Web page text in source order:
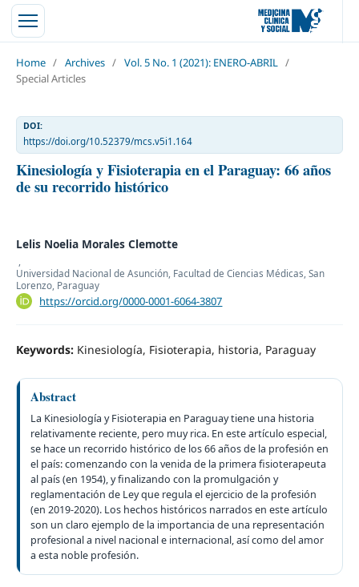
Home / Archives / Vol. 5 No. 1 (2021): ENERO-ABRIL /
Special Articles
DOI:
https://doi.org/10.52379/mcs.v5i1.164
Kinesiología y Fisioterapia en el Paraguay: 66 años
de su recorrido histórico
Lelis Noelia Morales Clemotte
,
Universidad Nacional de Asunción, Facultad de Ciencias Médicas, San
Lorenzo, Paraguay
https://orcid.org/0000-0001-6064-3807
Keywords: Kinesiología, Fisioterapia, historia, Paraguay
Abstract
La Kinesiología y Fisioterapia en Paraguay tiene una historia
relativamente reciente, pero muy rica. En este artículo especial,
se hace un recorrido histórico de los 66 años de la profesión en
el país: comenzando con la venida de la primera fisioterapeuta
al país (en 1954), y finalizando con la promulgación y
reglamentación de Ley que regula el ejercicio de la profesión
(en 2019-2020). Los hechos históricos narrados en este artículo
son un claro ejemplo de la importancia de una representación
profesional a nivel nacional e internacional, así como del amor
a esta noble profesión.